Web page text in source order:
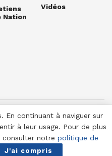
Nation
Vidéos
En continuant à naviguer sur
à leur usage. Pour de plus
consulter notre politique de
J'ai compris